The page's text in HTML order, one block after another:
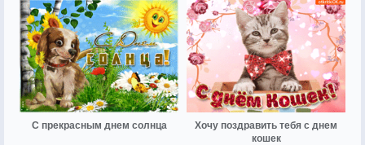
С прекрасным днем солнца
Хочу поздравить тебя с днем
кошек